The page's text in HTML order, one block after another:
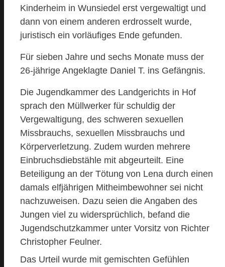
Kinderheim in Wunsiedel erst vergewaltigt und
dann von einem anderen erdrosselt wurde,
juristisch ein vorläufiges Ende gefunden.
Für sieben Jahre und sechs Monate muss der
26-jährige Angeklagte Daniel T. ins Gefängnis.
Die Jugendkammer des Landgerichts in Hof
sprach den Müllwerker für schuldig der
Vergewaltigung, des schweren sexuellen
Missbrauchs, sexuellen Missbrauchs und
Körperverletzung. Zudem wurden mehrere
Einbruchsdiebstähle mit abgeurteilt. Eine
Beteiligung an der Tötung von Lena durch einen
damals elfjährigen Mitheimbewohner sei nicht
nachzuweisen. Dazu seien die Angaben des
Jungen viel zu widersprüchlich, befand die
Jugendschutzkammer unter Vorsitz von Richter
Christopher Feulner.
Das Urteil wurde mit gemischten Gefühlen